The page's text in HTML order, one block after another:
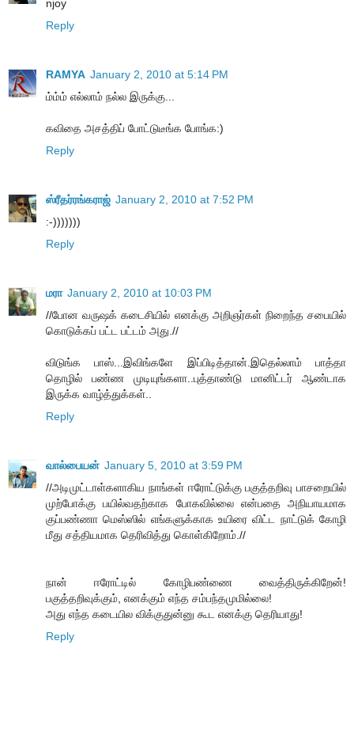
njoy
Reply
RAMYA January 2, 2010 at 5:14 PM
ம்ம்ம் எல்லாம் நல்ல இருக்கு...
கவிதை அசத்திப் போட்டுடீங்க போங்க:)
Reply
ஸ்ரீதர்ரங்கராஜ் January 2, 2010 at 7:52 PM
:-)))))))
Reply
மரா January 2, 2010 at 10:03 PM
//போன வருஷக் கடைசியில் எனக்கு அறிஞர்கள் நிறைந்த சபையில்
கொடுக்கப் பட்ட பட்டம் அது.//
விடுங்க பாஸ்...இவிங்களே இப்பிடித்தான்.இதெல்லாம் பாத்தா
தொழில் பண்ண முடியுங்களா..புத்தாண்டு மானிட்டர் ஆண்டாக
இருக்க வாழ்த்துக்கள்..
Reply
வால்பையன் January 5, 2010 at 3:59 PM
//அடிமுட்டாள்களாகிய நாங்கள் ஈரோட்டுக்கு பகுத்தறிவு பாசறையில்
முற்போக்கு பயில்வதற்காக போகவில்லை என்பதை அநியாயமாக
குப்பண்ணா மெஸ்ஸில் எங்களுக்காக உயிரை விட்ட நாட்டுக் கோழி
மீது சத்தியமாக தெரிவித்து கொள்கிறோம்.//
நான் ஈரோட்டில் கோழிபண்ணை வைத்திருக்கிறேன்!
பகுத்தறிவுக்கும், எனக்கும் எந்த சம்பந்தமுமில்லை!
அது எந்த கடையில விக்குதுன்னு கூட எனக்கு தெரியாது!
Reply